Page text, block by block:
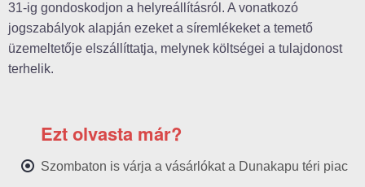
31-ig gondoskodjon a helyreállításról. A vonatkozó
jogszabályok alapján ezeket a síremlékeket a temető
üzemeltetője elszállíttatja, melynek költségei a tulajdonost
terhelik.
Ezt olvasta már?
Szombaton is várja a vásárlókat a Dunakapu téri piac